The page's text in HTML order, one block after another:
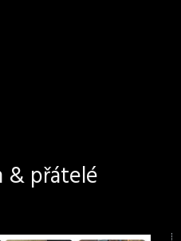
& přátelé